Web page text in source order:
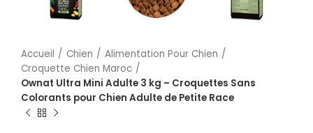
Accueil Chien
Alimentation Pour Chien
Croquette Chien Maroc
Ownat Ultra Mini Adulte 3 kg – Croquettes Sans
Colorants pour Chien Adulte de Petite Race